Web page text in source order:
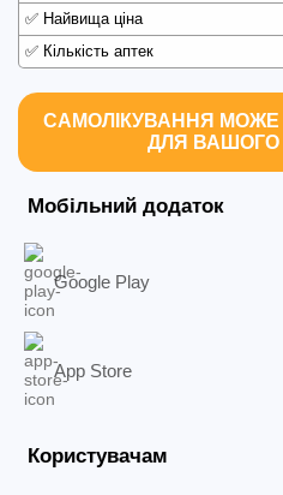
✅ Найвища ціна
✅ Кількість аптек
САМОЛІКУВАННЯ
ДЛЯ ВАШОГО
Мобільний додаток
Google Play
App Store
Користувачам